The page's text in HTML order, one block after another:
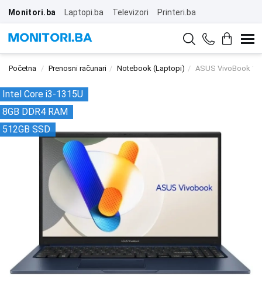
Monitori.ba Laptopi.ba Televizori Printeri.ba
Početna Prenosni računari Notebook (Laptopi) ASUS VivoBook
Intel Core i3-1315U
8GB DDR4 RAM
512GB SSD